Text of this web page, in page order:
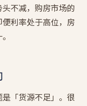
不减，购房市场的
利率处于高位，房
「货源不足」。很